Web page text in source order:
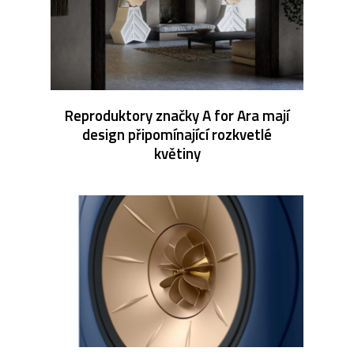
Reproduktory značky A for Ara mají
design připomínající rozkvetlé
květiny